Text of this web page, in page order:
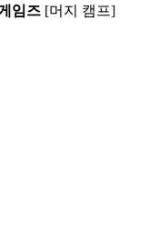
임즈 [머지 캠프]